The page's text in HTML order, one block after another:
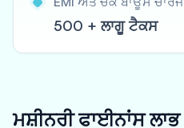
500 + ਲਾਗੂ ਟੈਕਸ
ਮਸ਼ੀਨਰੀ ਫਾਈਨਾਂਸਲਾਭ